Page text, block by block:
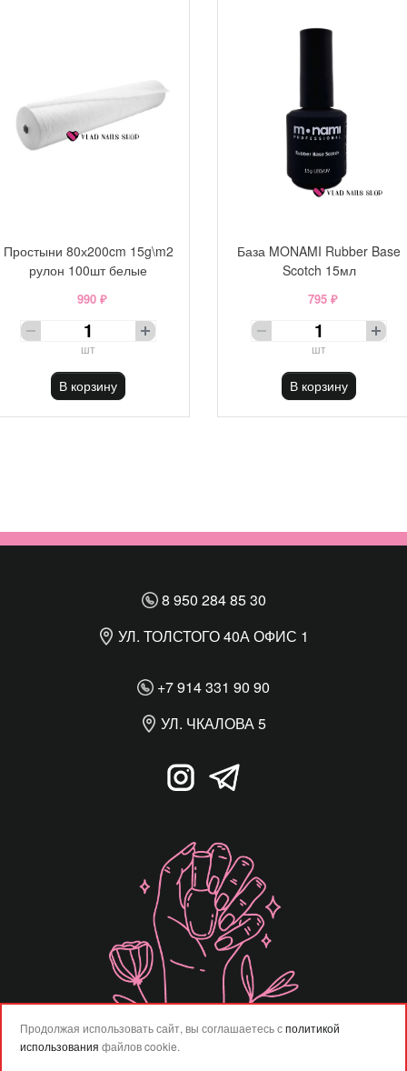
Простыни 80х200cm 15g\m2
рулон 100шт белые
990 ₽
шт
В корзину
База MONAMI Rubber Base
Scotch 15мл
795 ₽
шт
В корзину
8 950 284 85 30
УЛ. ТОЛСТОГО 40А ОФИС 1
+7 914 331 90 90
УЛ. ЧКАЛОВА 5
Продолжая использовать сайт, вы соглашаетесь сполитикой
использования файлов cookie.